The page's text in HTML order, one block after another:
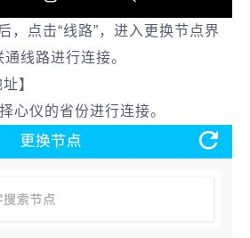
，点击“线路”，进入更换节点界
线路进行连接。
】
心仪的省份进行连接。